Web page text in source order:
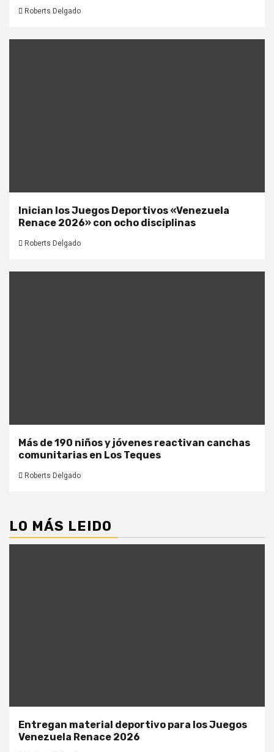
Roberts Delgado
Inician los Juegos Deportivos «Venezuela
Renace 2026» con ocho disciplinas
Roberts Delgado
Más de 190 niños y jóvenes reactivan canchas
comunitarias en Los Teques
Roberts Delgado
LO MÁS LEIDO
Entregan material deportivo para los Juegos
Venezuela Renace 2026